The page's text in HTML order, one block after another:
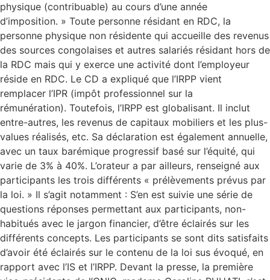
physique (contribuable) au cours d’une année
d’imposition. » Toute personne résidant en RDC, la
personne physique non résidente qui accueille des revenus
des sources congolaises et autres salariés résidant hors de
la RDC mais qui y exerce une activité dont l’employeur
réside en RDC. Le CD a expliqué que l’IRPP vient
remplacer l’IPR (impôt professionnel sur la
rémunération). Toutefois, l’IRPP est globalisant. Il inclut
entre-autres, les revenus de capitaux mobiliers et les plus-
values réalisés, etc. Sa déclaration est également annuelle,
avec un taux barémique progressif basé sur l’équité, qui
varie de 3% à 40%. L’orateur a par ailleurs, renseigné aux
participants les trois différents « prélèvements prévus par
la loi. » Il s’agit notamment : S’en est suivie une série de
questions réponses permettant aux participants, non-
habitués avec le jargon financier, d’être éclairés sur les
différents concepts. Les participants se sont dits satisfaits
d’avoir été éclairés sur le contenu de la loi sus évoqué, en
rapport avec l’IS et l’IRPP. Devant la presse, la première